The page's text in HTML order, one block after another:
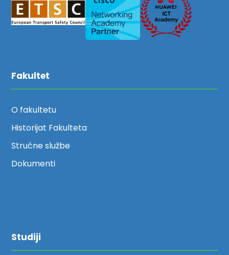
Fakultet
O fakultetu
Historijat Fakulteta
Stručne službe
Dokumenti
Studiji